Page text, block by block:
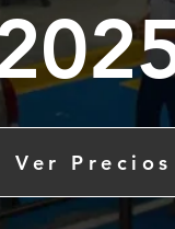
Ver Precios